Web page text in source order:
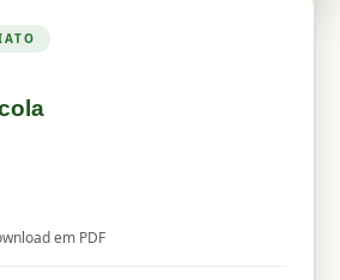
em PDF